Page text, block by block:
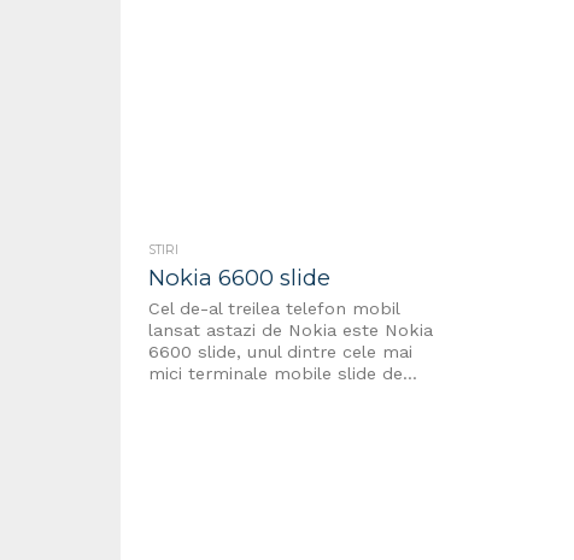
STIRI
Nokia 6600 slide
Cel de-al treilea telefon mobil
lansat astazi de Nokia este Nokia
6600 slide, unul dintre cele mai
mici terminale mobile slide de...